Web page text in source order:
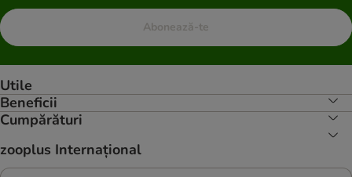
Abonează-te
Utile
Beneficii
Cumpărături
zooplus Internațional